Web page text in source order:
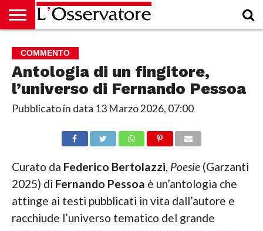
CULTURA
ECONOMIA
RUBRICHE
ARCHIVIO
PODCAST
ABBONAMENTO
CHI
SIAMO
ACCEDI
COMMENTO
Antologia di un fingitore,
l’universo di Fernando Pessoa
Pubblicato in data 13 Marzo 2026, 07:00
Curato da Federico Bertolazzi, Poesie(Garzanti
2025) di Fernando Pessoa è un’antologia che
attinge ai testi pubblicati in vita dall’autore e
racchiude l’universo tematico del grande